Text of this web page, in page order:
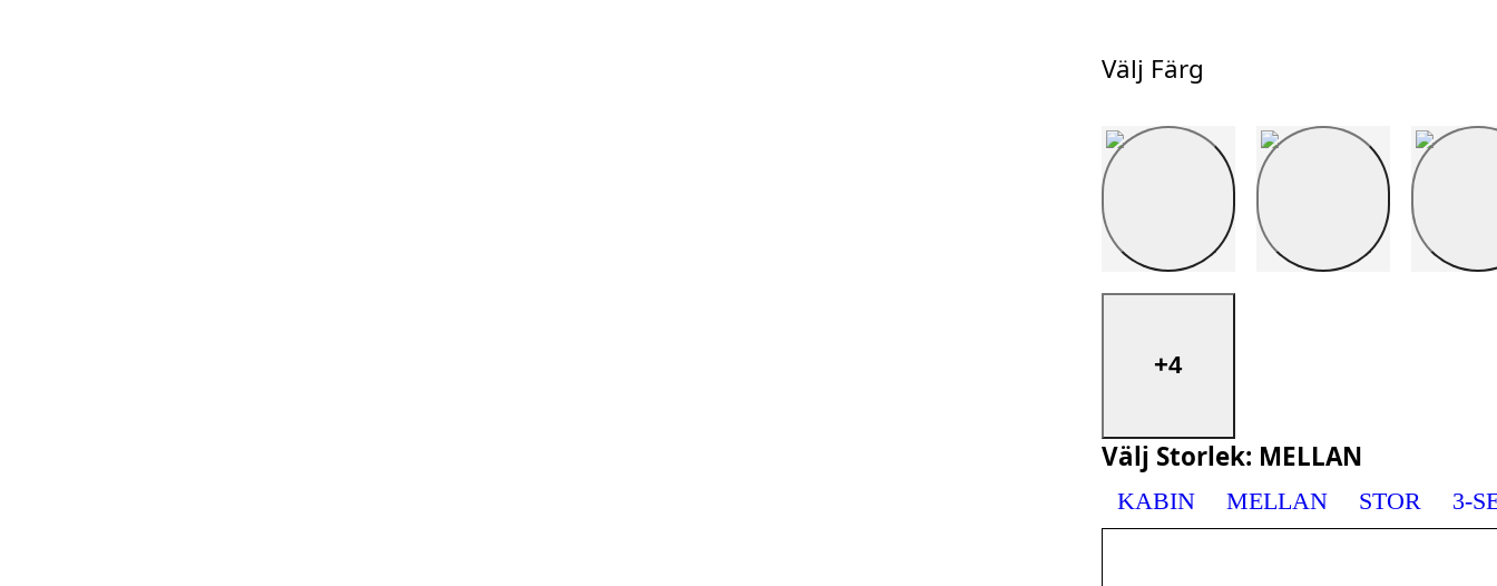
Välj Färg
Välj Färg
+4
Välj Storlek: MELLAN
KABIN MELLAN STOR 3-